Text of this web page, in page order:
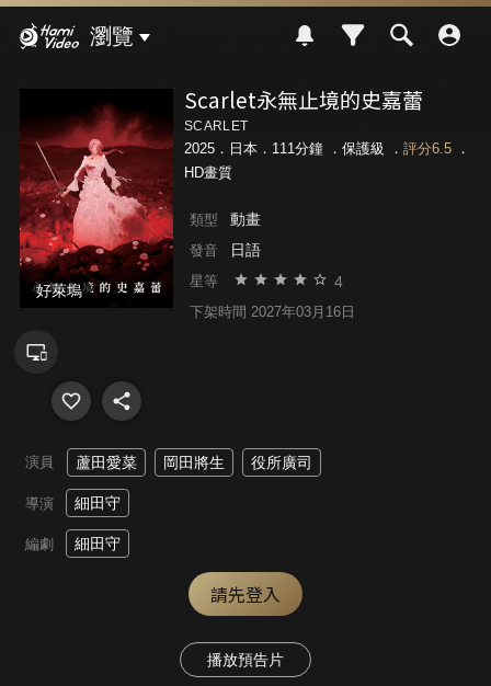
瀏覽
好萊塢
Scarlet永無止境的史嘉蕾
SCARLET
2025．日本．111分鐘 ． 保護級 ． 評分6.5．
HD畫質
類型 動畫
發音 日語
星等 4
下架時間 2027年03月16日
演員 蘆田愛菜 岡田將生 役所廣司
導演 細田守
編劇 細田守
請先登入
播放預告片